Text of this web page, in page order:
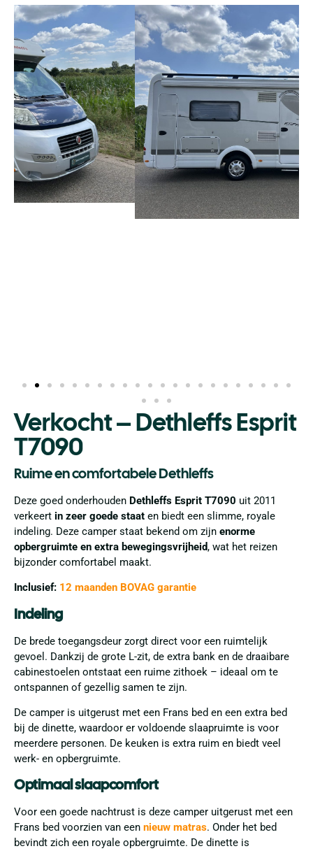
Verkocht – Dethleffs Esprit
T7090
Ruime en comfortabele Dethleffs
Deze goed onderhouden Dethleffs Esprit T7090 uit 2011
verkeert in zeer goede staat en biedt een slimme, royale
indeling. Deze camper staat bekend om zijn enorme
opbergruimte en extra bewegingsvrijheid, wat het reizen
bijzonder comfortabel maakt.
Inclusief: 12 maanden BOVAG garantie
Indeling
De brede toegangsdeur zorgt direct voor een ruimtelijk
gevoel. Dankzij de grote L-zit, de extra bank en de draaibare
cabinestoelen ontstaat een ruime zithoek – ideaal om te
ontspannen of gezellig samen te zijn.
De camper is uitgerust met een Frans bed en een extra bed
bij de dinette, waardoor er voldoende slaapruimte is voor
meerdere personen. De keuken is extra ruim en biedt veel
werk- en opbergruimte.
Optimaal slaapcomfort
Voor een goede nachtrust is deze camper uitgerust met een
Frans bed voorzien van een nieuw matras. Onder het bed
bevindt zich een royale opbergruimte. De dinette is